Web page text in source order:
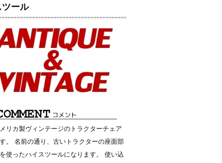
ツール
リカ製ヴィンテージのトラクターチェア
。 名前の通り、古いトラクターの座面部
使ったハイスツールになります。 使い込